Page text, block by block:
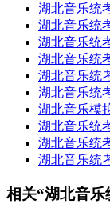
湖北音乐统
湖北音乐统
湖北音乐统
湖北音乐统
湖北音乐统
湖北音乐统
湖北音乐模
湖北音乐统
湖北音乐统
湖北音乐统
相关“湖北音